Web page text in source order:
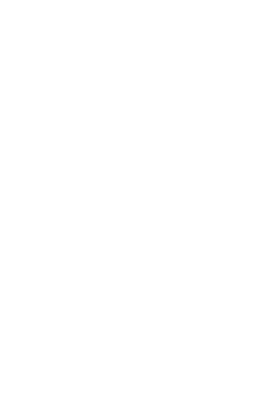
ti aiuterà a trovare il dispositivo più adatto a te.
Global Job Market e trova le posizioni aperte